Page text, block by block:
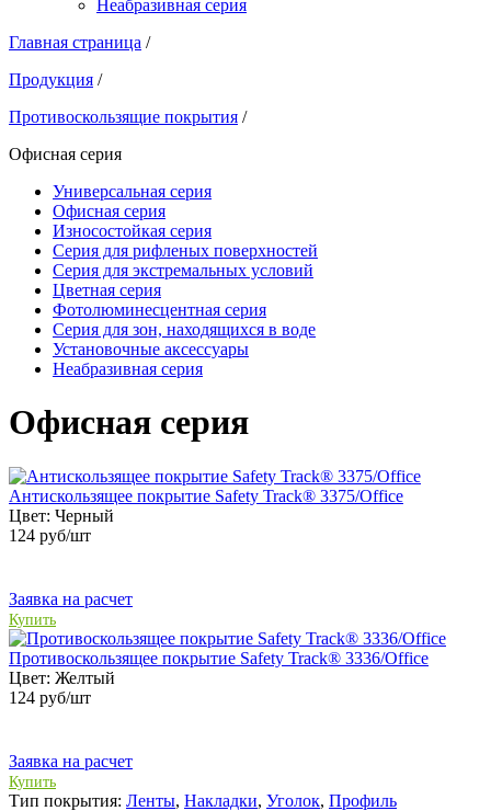
Неабразивная серия
Главная страница /
Продукция /
Противоскользящие покрытия /
Офисная серия
Универсальная серия
Офисная серия
Износостойкая серия
Серия для рифленых поверхностей
Серия для экстремальных условий
Цветная серия
Фотолюминесцентная серия
Серия для зон, находящихся в воде
Установочные аксессуары
Неабразивная серия
Офисная серия
Антискользящее покрытие Safety Track® 3375/Office
Цвет: Черный
124 руб/шт
Заявка на расчет
Купить
Противоскользящее покрытие Safety Track® 3336/Office
Цвет: Желтый
124 руб/шт
Заявка на расчет
Купить
Тип покрытия: Ленты, Накладки, Уголок, Профиль